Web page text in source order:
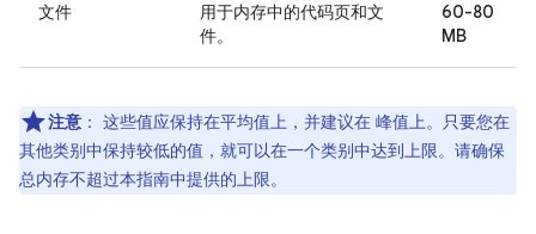
文件
用于内存中的代码页和文
件。
60-80
MB
注意 ： 这些值应保持在平均值上，并建议在 峰值上。只要您在
其他类别中保持较低的值，就可以在一个类别中达到上限。请确保
总内存不超过本指南中提供的上限。